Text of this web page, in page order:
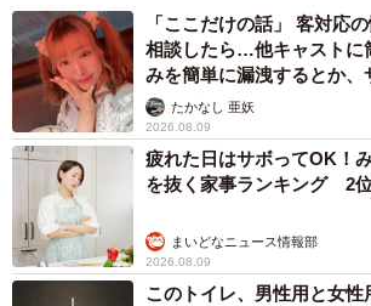
「ここだけの話」 客対応
相談したら…他キャストに筒抜け
みを簡単に漏洩するとか、
ャストに取材】
たかなし 亜妖
2026.08.09
疲れた日はサボってOK！
を抜く家事ランキング 2
まいどなニュース情報部
2026.08.09
このトイレ、男性用と女性